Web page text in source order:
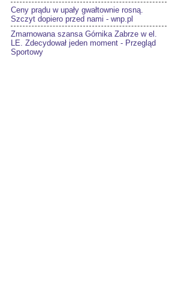
Ceny prądu w upały gwałtownie rosną.
Szczyt dopiero przed nami - wnp.pl
Zmarnowana szansa Górnika Zabrze w el.
LE. Zdecydował jeden moment - Przegląd
Sportowy